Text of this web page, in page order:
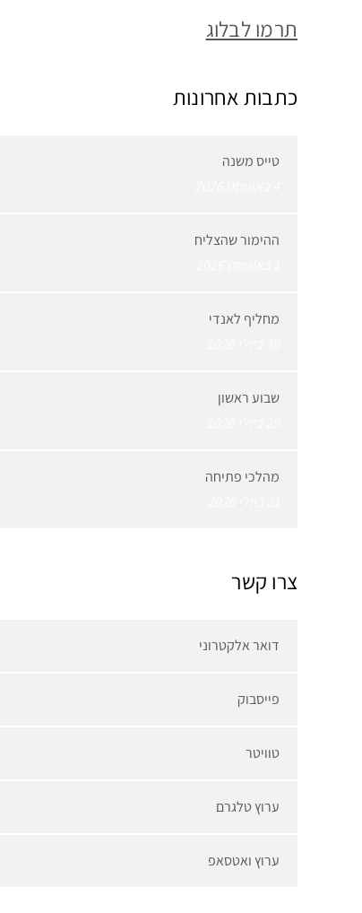
תרמו לבלוג
כתבות אחרונות
טייס משנה
ההימור שהצליח
מחליף לאנדי
שבוע ראשון
מהלכי פתיחה
צרו קשר
דואר אלקטרוני
פייסבוק
טוויטר
ערוץ טלגרם
ערוץ ואטסאפ